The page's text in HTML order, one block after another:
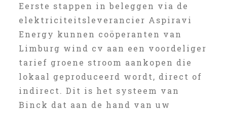
Eerste stappen in beleggen via de
elektriciteitsleverancier Aspiravi
Energy kunnen coöperanten van
Limburg wind cv aan een voordeliger
tarief groene stroom aankopen die
lokaal geproduceerd wordt, direct of
indirect. Dit is het systeem van
Binck dat aan de hand van uw